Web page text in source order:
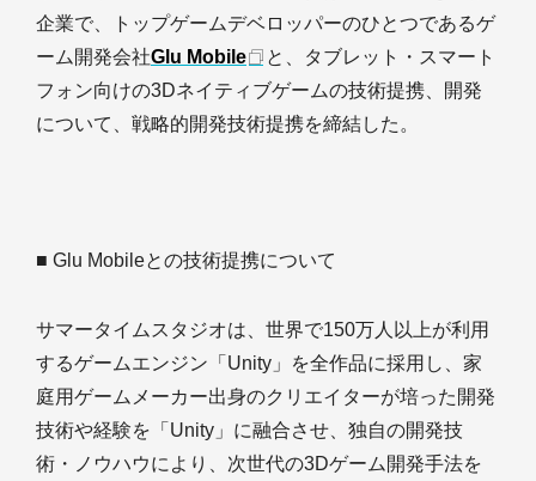
企業で、トップゲームデベロッパーのひとつであるゲ
ーム開発会社Glu Mobile
と、タブレット・スマート
フォン向けの3Dネイティブゲームの技術提携、開発
について、戦略的開発技術提携を締結した。
■ Glu Mobileとの技術提携について
サマータイムスタジオは、世界で150万人以上が利用
するゲームエンジン「Unity」を全作品に採用し、家
庭用ゲームメーカー出身のクリエイターが培った開発
技術や経験を「Unity」に融合させ、独自の開発技
術・ノウハウにより、次世代の3Dゲーム開発手法を